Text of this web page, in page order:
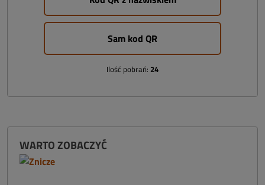
Sam kod QR
Ilość pobrań: 24
WARTO ZOBACZYĆ